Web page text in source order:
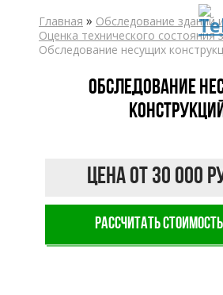
Главная » Обследование зданий
Оценка технического состояния
Обследование несущих
Обследование
Цена от 30 000
РАССЧИТАТЬ СТОИМОСТЬ